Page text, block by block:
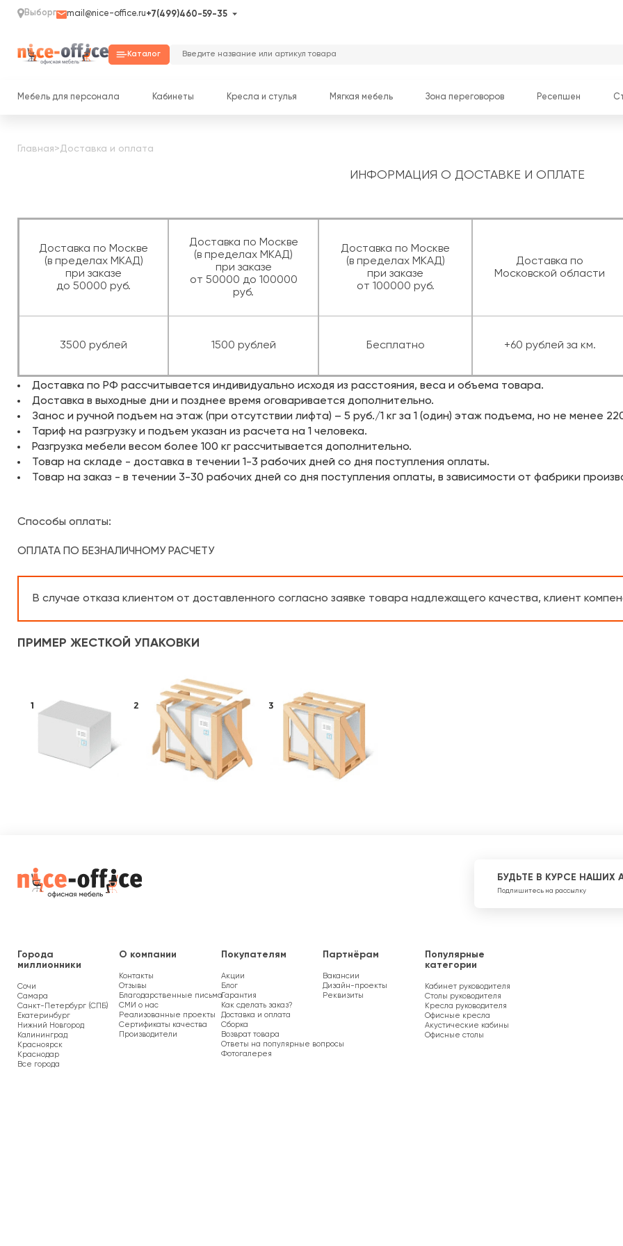
Выборг mail@nice-office.ru+7(499)460-59-35
Каталог
Мебель для персонала Кабинеты Кресла и стулья Мягкая мебель Зона переговоров Ресепшен
Главная>Доставка и оплата
ИНФОРМАЦИЯ О ДОСТАВКЕ И ОПЛАТЕ
Доставка по Москве
(в пределах МКАД)
при заказе
до 50000 руб.
Доставка по Москве
(в пределах МКАД)
при заказе
от 50000 до 100000
руб.
Доставка по Москве
(в пределах МКАД)
при заказе
от 100000 руб.
Доставка по
Московской области
3500 рублей 1500 рублей Бесплатно +60 рублей за км.
Доставка по РФ рассчитывается индивидуально исходя из расстояния, веса и объема товара.
Доставка в выходные дни и позднее время оговаривается дополнительно.
Занос и ручной подъем на этаж (при отсутствии лифта) – 5 руб./1 кг за 1 (один) этаж подъема, но не менее
Тариф на разгрузку и подъем указан из расчета на 1 человека.
Разгрузка мебели весом более 100 кг рассчитывается дополнительно.
Товар на складе - доставка в течении 1-3 рабочих дней со дня поступления оплаты.
Товар на заказ - в течении 3-30 рабочих дней со дня поступления оплаты, в зависимости от фабрики
Способы оплаты:
ОПЛАТА ПО БЕЗНАЛИЧНОМУ РАСЧЕТУ
В случае отказа клиентом от доставленного согласно заявке товара надлежащего качества, клиент
ПРИМЕР ЖЕСТКОЙ УПАКОВКИ
БУДЬТЕ В КУРСЕ НАШИХ
Подпишитесь на рассылку
Города
миллионники
Сочи
Самара
Санкт-Петербург (СПБ)
Екатеринбург
Нижний Новгород
Калининград
Красноярск
Краснодар
Все города
О компании
Контакты
Отзывы
Благодарственные письма
СМИ о нас
Реализованные проекты
Сертификаты качества
Производители
Покупателям
Акции
Блог
Гарантия
Как сделать заказ?
Доставка и оплата
Сборка
Возврат товара
Ответы на популярные вопросы
Фотогалерея
Партнёрам
Вакансии
Дизайн-проекты
Реквизиты
Популярные
категории
Кабинет руководителя
Столы руководителя
Кресла руководителя
Офисные кресла
Акустические кабины
Офисные столы